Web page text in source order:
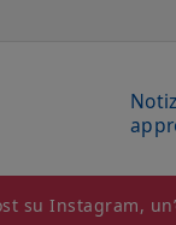
su Instagram,